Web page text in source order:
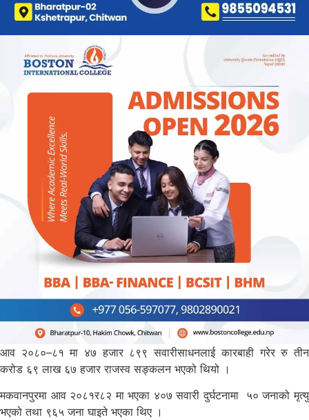
आव २०८०–८१ मा ४७ हजार ८९९ सवारीसाधनलाई कारबाही गरेर रु तीन
करोड ६९ लाख ६७ हजार राजस्व सङ्कलन भएको थियो ।
मकवानपुरमा आव २०८१र८२ मा भएका ४०७ सवारी दुर्घटनामा ५० जनाको मृत्यु
भएको तथा ९६५ जना घाइते भएका थिए ।